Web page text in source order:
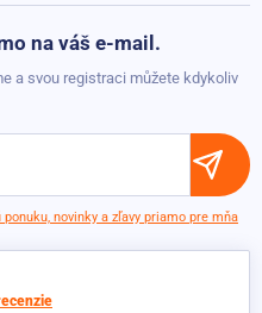
na váš e-mail.
a svou registraci můžete kdykoliv
novinky a zľavy priamo pre mňa